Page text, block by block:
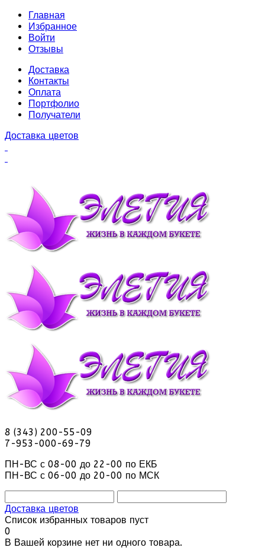
Главная
Избранное
Войти
Отзывы
Доставка
Контакты
Оплата
Портфолио
Получатели
Доставка цветов
8 (343) 200-55-09
7-953-000-69-79
ПН-ВС с 08-00 до 22-00 по ЕКБ
ПН-ВС с 06-00 до 20-00 по МСК
Доставка цветов
Список избранных товаров пуст
0
В Вашей корзине нет ни одного товара.